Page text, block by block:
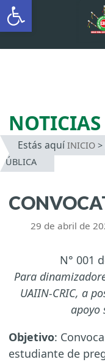
Saltar
al
NOTICIAS
Estás aquí INICIO>
PÚBLICA
29 de abril de
N° 001
Para
UAIIN-CRIC, a
apoyo
Objetivo:
estudiante de